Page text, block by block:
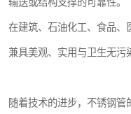
在建筑、石油化工、食品、
兼具美观、实用与卫生无污
随着技术的进步，不锈钢